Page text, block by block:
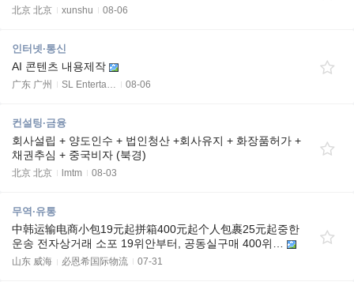
北京 北京 xunshu 08-06
인터넷·통신
AI 콘텐츠 내용제작
广东 广州 SL Enterta… 08-06
컨설팅·금융
회사설립 + 양도인수 + 법인청산 +회사유지 + 화장품허가 +
채권추심 + 중국비자 (북경)
北京 北京 lmtm 08-03
무역·유통
中韩运输电商小包19元起拼箱400元起个人包裹25元起중한
운송 전자상거래 소포 19위안부터, 공동실구매 400위…
山东 威海 必恩希国际物流 07-31